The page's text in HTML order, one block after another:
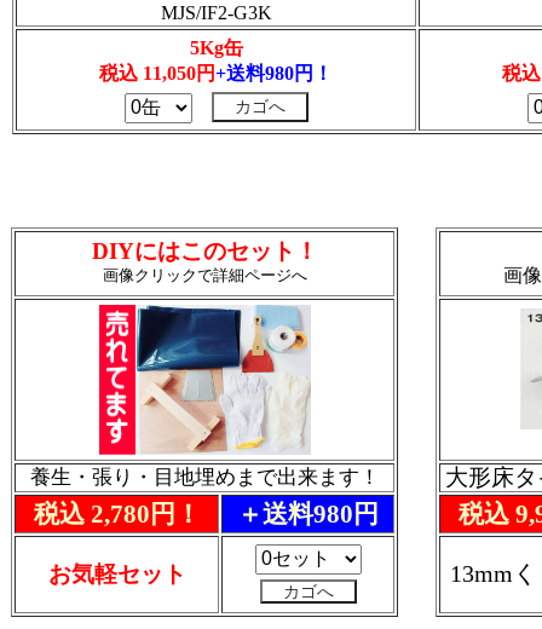
画
大形床
税込
13mm
DIYにはこのセット！
画像クリックで詳細ページへ
養生・張り・目地埋めまで出来ます！
税込 2,780円！ ＋送料980円
お気軽セット
MJS/IF2-G3K
5Kg缶
税込 11,050円+送料980円！ 税